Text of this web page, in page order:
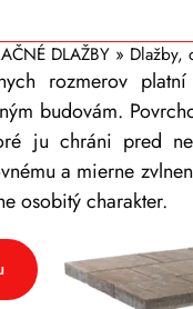
DLAŽBY» Dlažby,
rozmerov
budovám.
ju chráni pred
a mierne
osobitý charakter.